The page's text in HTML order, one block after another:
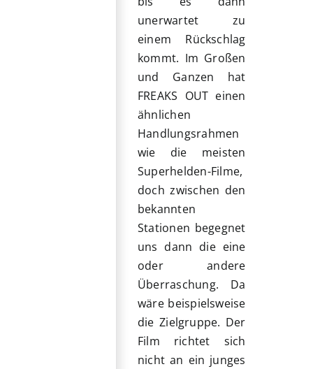
unerwartet zu
einem Rückschlag
kommt. Im Großen
und Ganzen hat
FREAKS OUT einen
ähnlichen
Handlungsrahmen
wie die meisten
Superhelden-Filme,
doch zwischen den
bekannten
Stationen begegnet
uns dann die eine
oder andere
Überraschung. Da
wäre beispielsweise
die Zielgruppe. Der
Film richtet sich
nicht an ein junges